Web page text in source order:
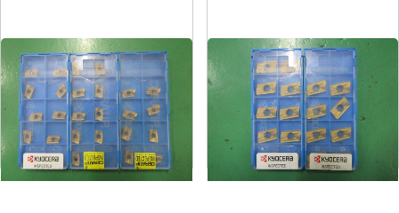
ミーリングチップ
メーカー 京セラ
形 式BDMT11T308ER-JT
年 式-
ミーリングチップ
メーカー 京セラ
式BDMT170408ER-JT
式-